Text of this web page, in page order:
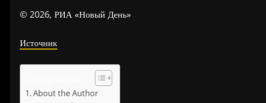
© 2026, РИА «Новый День»
Источник
About the Author